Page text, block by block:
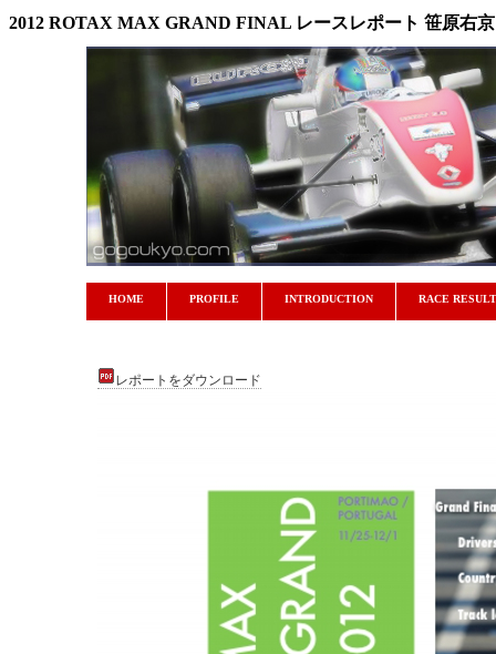
2012 ROTAX MAX GRAND FINAL レースレポート 笹原右京
HOME PROFILE INTRODUCTION RACE RESULT
レポートをダウンロード